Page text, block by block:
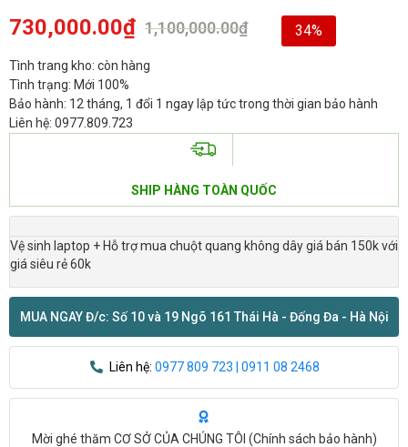
1,100,000.00₫
730,000.00₫ 34%
Tình trang kho: còn hàng
Tình trạng: Mới 100%
Bảo hành: 12 tháng, 1 đổi 1 ngay lập tức trong thời gian bảo hành
Liên hệ: 0977.809.723
SHIP HÀNG TOÀN QUỐC
Vệ sinh laptop + Hỗ trợ mua chuột quang không dây giá bán 150k với
giá siêu rẻ 60k
MUA NGAY Đ/c: Số 10 và 19 Ngõ 161 Thái Hà - Đống Đa - Hà Nội
Liên hệ: 0977 809 723 | 0911 08 2468
Mời ghé thăm CƠ SỞ CỦA CHÚNG TÔI (Chính sách bảo hành)